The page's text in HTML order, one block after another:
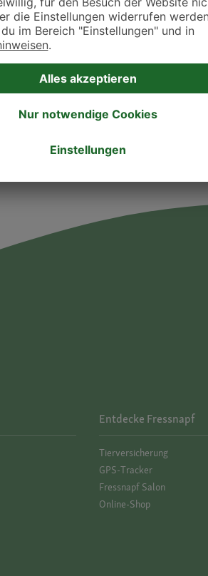
Dienstag
16:30 - 18:30
Mittwoch
16:30 - 18:30
Donnerstag
16:30 - 18:30
Freitag
Sonntag
Entdecke Fressnapf
Tierversicherung
GPS-Tracker
Fressnapf Salon
Online-Shop